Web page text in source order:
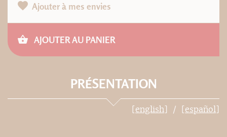
Ajouter à mes envies
AJOUTER AU PANIER
PRÉSENTATION
[english] [español]